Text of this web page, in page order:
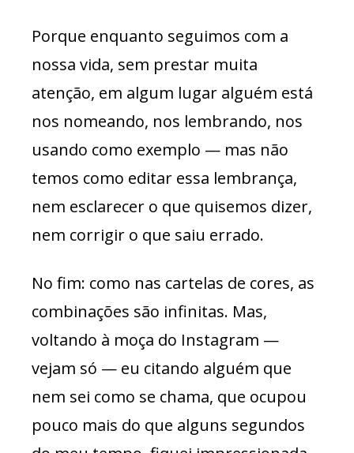
Porque enquanto seguimos com a
nossa vida, sem prestar muita
atenção, em algum lugar alguém está
nos nomeando, nos lembrando, nos
usando como exemplo — mas não
temos como editar essa lembrança,
nem esclarecer o que quisemos dizer,
nem corrigir o que saiu errado.
No fim: como nas cartelas de cores, as
combinações são infinitas. Mas,
voltando à moça do Instagram —
vejam só — eu citando alguém que
nem sei como se chama, que ocupou
pouco mais do que alguns segundos